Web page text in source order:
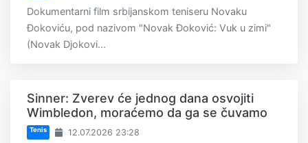
Dokumentarni film srbijanskom teniseru Novaku
Đokoviću, pod nazivom "Novak Đoković: Vuk u zimi"
(Novak Djokovi...
Sinner: Zverev će jednog dana osvojiti
Wimbledon, moraćemo da ga se čuvamo
Tenis 12.07.2026 23:28